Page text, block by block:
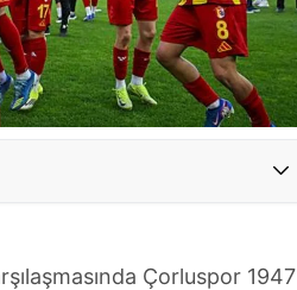
Çorluspor 1947